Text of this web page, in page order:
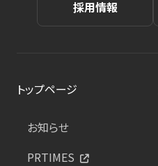
採用情報
トップページ
お知らせ
PRTIMES